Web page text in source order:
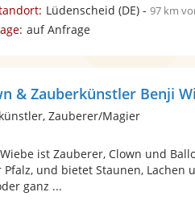
Lüdenscheid (DE)- 97 km
auf Anfrage
& Zauberkünstler Benji
Zauberer/Magier
ist Zauberer, Clown und
Pfalz, und bietet Staunen, Lachen
ganz ...